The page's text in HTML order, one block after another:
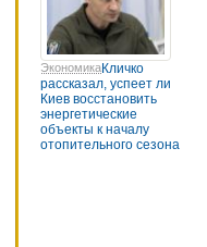
ЭкономикаКличко
рассказал, успеет ли
Киев восстановить
энергетические
объекты к началу
отопительного сезона